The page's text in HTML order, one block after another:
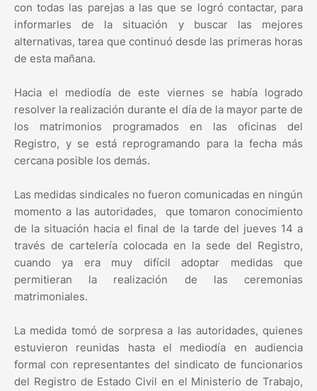
con todas las parejas a las que se logró contactar, para
informarles de la situación y buscar las mejores
alternativas, tarea que continuó desde las primeras horas
de esta mañana.
Hacia el mediodía de este viernes se había logrado
resolver la realización durante el día de la mayor parte de
los matrimonios programados en las oficinas del
Registro, y se está reprogramando para la fecha más
cercana posible los demás.
Las medidas sindicales no fueron comunicadas en ningún
momento a las autoridades, que tomaron conocimiento
de la situación hacia el final de la tarde del jueves 14 a
través de cartelería colocada en la sede del Registro,
cuando ya era muy difícil adoptar medidas que
permitieran la realización de las ceremonias
matrimoniales.
La medida tomó de sorpresa a las autoridades, quienes
estuvieron reunidas hasta el mediodía en audiencia
formal con representantes del sindicato de funcionarios
del Registro de Estado Civil en el Ministerio de Trabajo,